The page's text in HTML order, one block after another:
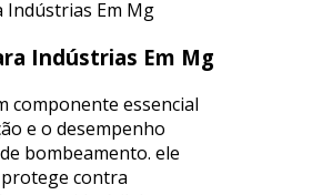
Indústrias Em Mg
componente essencial
e o desempenho
bombeamento. ele
contra